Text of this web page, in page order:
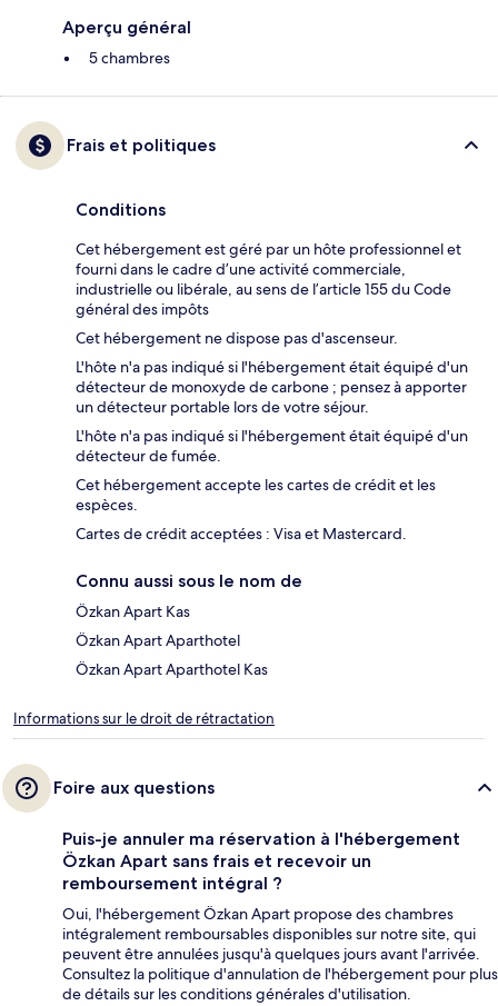
Aperçu général
5 chambres
Frais et politiques
Conditions
Cet hébergement est géré par un hôte professionnel et
fourni dans le cadre d’une activité commerciale,
industrielle ou libérale, au sens de l’article 155 du Code
général des impôts
Cet hébergement ne dispose pas d'ascenseur.
L'hôte n'a pas indiqué si l'hébergement était équipé d'un
détecteur de monoxyde de carbone ; pensez à apporter
un détecteur portable lors de votre séjour.
L'hôte n'a pas indiqué si l'hébergement était équipé d'un
détecteur de fumée.
Cet hébergement accepte les cartes de crédit et les
espèces.
Cartes de crédit acceptées : Visa et Mastercard.
Connu aussi sous le nom de
Özkan Apart Kas
Özkan Apart Aparthotel
Özkan Apart Aparthotel Kas
Informations sur le droit de rétractation
Foire aux questions
Puis-je annuler ma réservation à l'hébergement
Özkan Apart sans frais et recevoir un
remboursement intégral ?
Oui, l'hébergement Özkan Apart propose des chambres
intégralement remboursables disponibles sur notre site, qui
peuvent être annulées jusqu'à quelques jours avant l'arrivée.
Consultez la politique d'annulation de l'hébergement pour plus
de détails sur les conditions générales d'utilisation.